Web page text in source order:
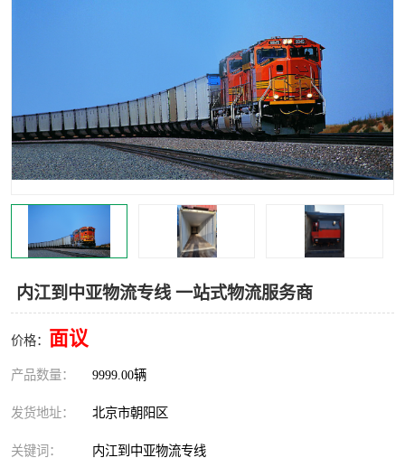
内江到中亚物流专线 一站式物流服务商
价格： 面议
产品数量： 9999.00辆
发货地址： 北京市朝阳区
关键词： 内江到中亚物流专线